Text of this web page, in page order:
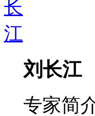
刘长江
专家简